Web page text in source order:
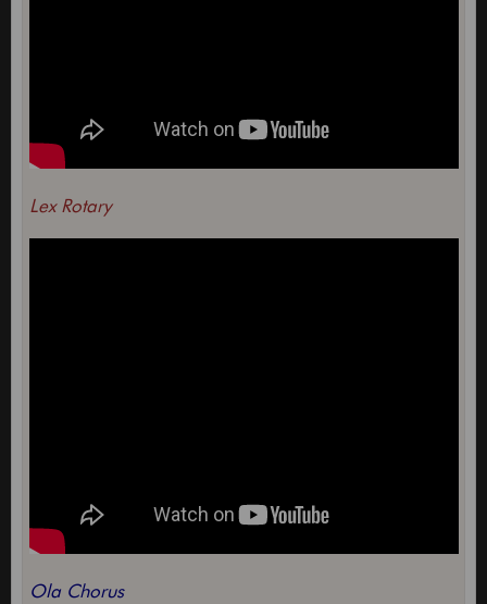
Lex Rotary
Ola Chorus